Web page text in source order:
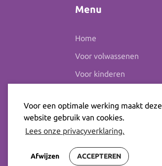
Voor een optimale werking maakt deze
website gebruik van cookies.
Lees onze privacyverklaring.
Afwijzen ACCEPTEREN
Menu
Home
Voor volwassenen
Voor kinderen
Aanmelden
Contact